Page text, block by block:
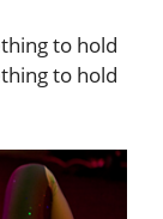
to hold
to hold